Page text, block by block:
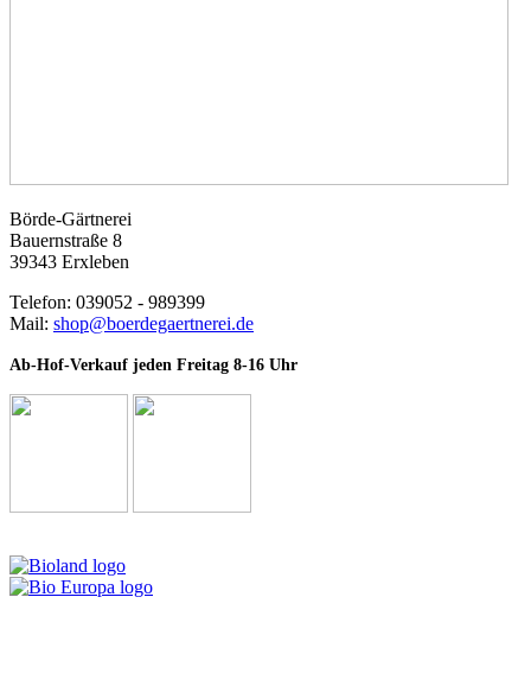
Börde-Gärtnerei
Bauernstraße 8
39343 Erxleben
Telefon: 039052 - 989399
Mail: shop@boerdegaertnerei.de
Ab-Hof-Verkauf jeden Freitag 8-16 Uhr